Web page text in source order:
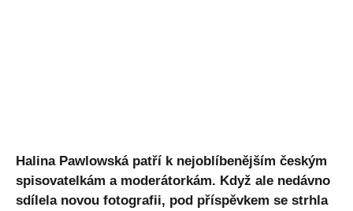
Halina Pawlowská patří k nejoblíbenějším českým
spisovatelkám a moderátorkám. Když ale nedávno
sdílela novou fotografii, pod příspěvkem se strhla